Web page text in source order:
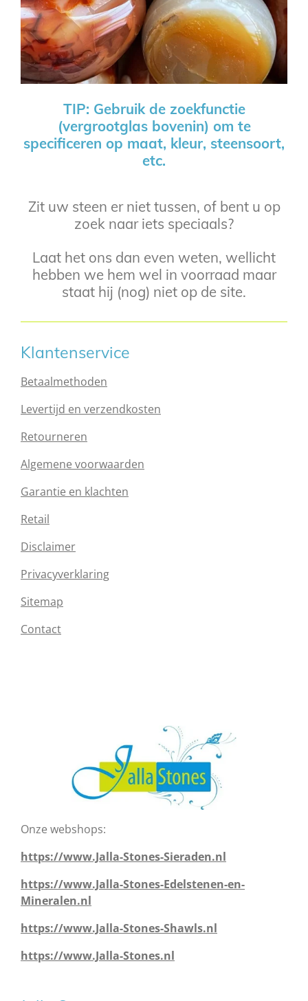
TIP: Gebruik de zoekfunctie
(vergrootglas bovenin) om te
specificeren op maat, kleur, steensoort,
etc.
Zit uw steen er niet tussen, of bent u op
zoek naar iets speciaals?
Laat het ons dan even weten, wellicht
hebben we hem wel in voorraad maar
staat hij (nog) niet op de site.
Klantenservice
Betaalmethoden
Levertijd en verzendkosten
Retourneren
Algemene voorwaarden
Garantie en klachten
Retail
Disclaimer
Privacyverklaring
Sitemap
Contact
Onze webshops:
https://www.Jalla-Stones-Sieraden.nl
https://www.Jalla-Stones-Edelstenen-en-
Mineralen.nl
https://www.Jalla-Stones-Shawls.nl
https://www.Jalla-Stones.nl